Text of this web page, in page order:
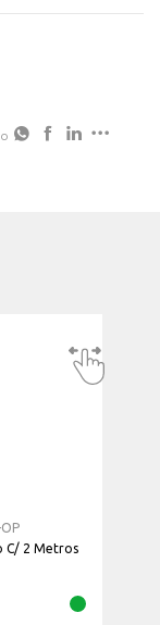
C/ 2 Metros